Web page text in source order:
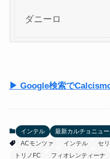
ダニーロ
▶ Google検索で
インテル 最新カルチョニュ
ACモンツァ
インテル セ
トリノFC
フィオレンティーナ